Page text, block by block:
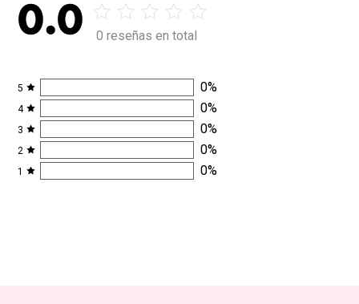
0.0 0 reseñas en total
5 0%
4 0%
3 0%
2 0%
1 0%